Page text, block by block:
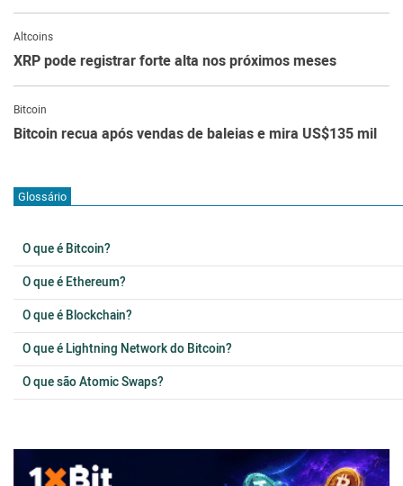
Altcoins
XRP pode registrar forte alta nos próximos meses
Bitcoin
Bitcoin recua após vendas de baleias e mira US$135 mil
Glossário
O que é Bitcoin?
O que é Ethereum?
O que é Blockchain?
O que é Lightning Network do Bitcoin?
O que são Atomic Swaps?